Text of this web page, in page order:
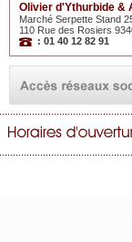
Olivier d'Ythurbide &
Marché Serpette Stand
110 Rue des Rosiers
: 01 40 12 82 91